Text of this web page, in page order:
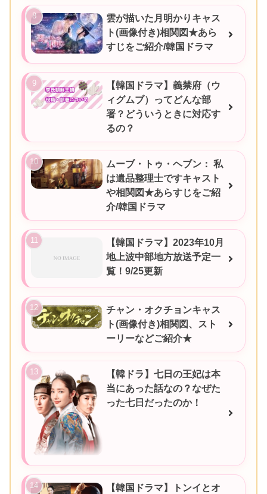
雲が描いた月明かりキャス
ト(画像付き)相関図★あら
すじをご紹介/韓国ドラマ
【韓国ドラマ】義禁府（ウ
ィグムブ）ってどんな部
署？どういうときに対応す
るの？
ムーブ・トゥ・ヘブン： 私
は遺品整理士ですキャスト
や相関図★あらすじをご紹
介/韓国ドラマ
【韓国ドラマ】2023年10月
地上波中部地方放送予定一
覧！9/25更新
チャン・オクチョンキャス
ト(画像付き)相関図、スト
ーリーなどご紹介★
【韓ドラ】七日の王妃は本
当にあった話なの？なぜた
った七日だったのか！
【韓国ドラマ】トンイとオ